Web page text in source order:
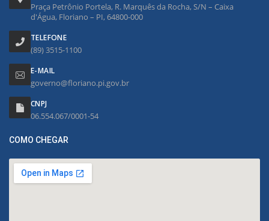
Praça Petrônio Portela, R. Marquês da Rocha, S/N – Caixa
d'Água, Floriano – PI, 64800-000
TELEFONE
(89) 3515-1100
E-MAIL
governo@floriano.pi.gov.br
CNPJ
06.554.067/0001-54
COMO CHEGAR